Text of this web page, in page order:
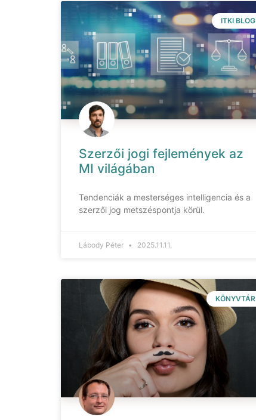
ITKI BLOG
Szerzői jogi fejlemények az
MI világában
Tendenciák a mesterséges intelligencia és a
szerzői jog metszéspontja körül.
Lábody Péter 2025.11.11.
KÖNYVTÁR